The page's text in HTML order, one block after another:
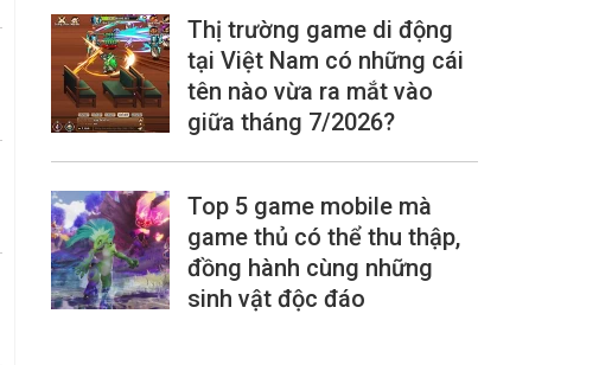
Thị trường game di động
tại Việt Nam có những cái
tên nào vừa ra mắt vào
giữa tháng 7/2026?
Top 5 game mobile mà
game thủ có thể thu thập,
đồng hành cùng những
sinh vật độc đáo